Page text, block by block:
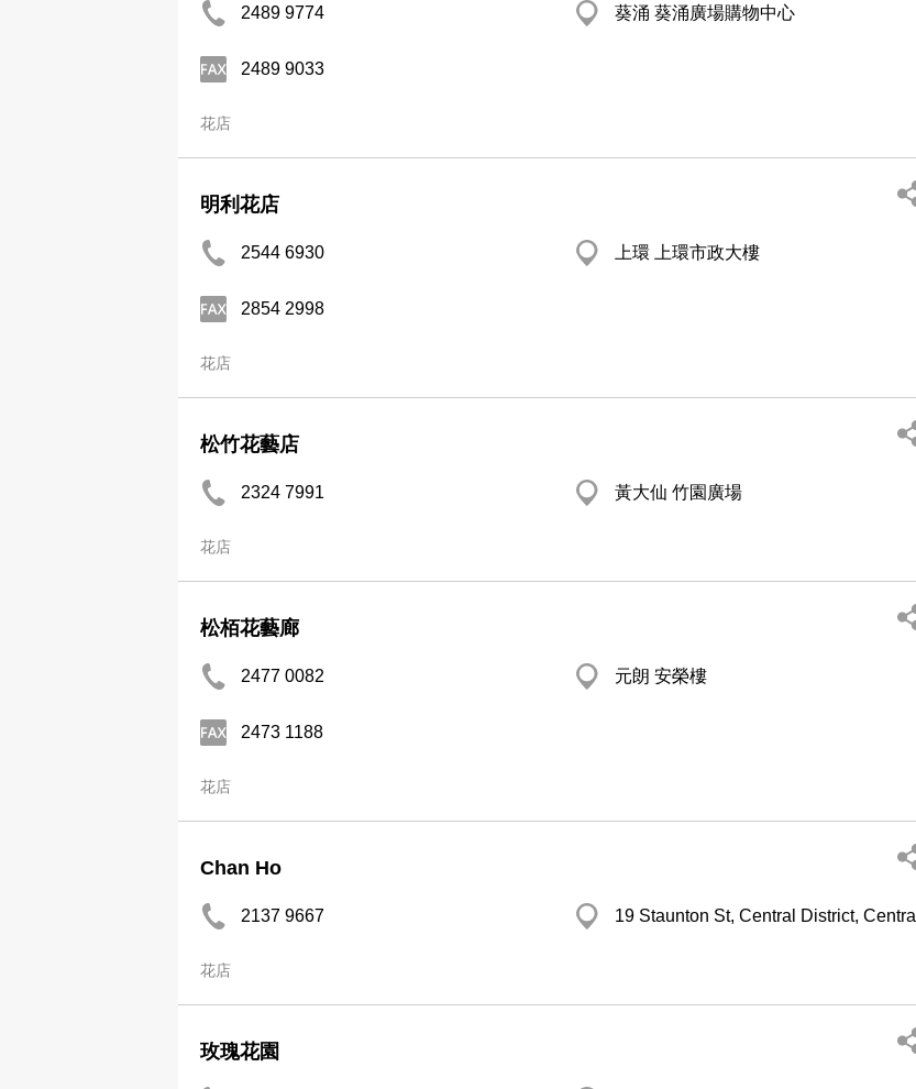
2489 9774 葵涌 葵涌廣場購物中心
2489 9033
花店
明利花店
2544 6930 上環 上環市政大樓
2854 2998
花店
松竹花藝店
2324 7991 黃大仙 竹園廣場
花店
松栢花藝廊
2477 0082 元朗 安榮樓
2473 1188
花店
Chan Ho
2137 9667 19 Staunton St, Central District, Central
花店
玫瑰花園